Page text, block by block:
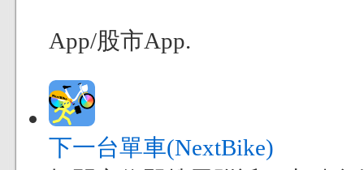
App/股市App.
下一台單車(NextBike)